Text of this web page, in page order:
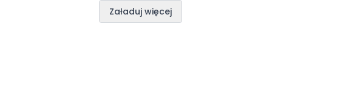
Załaduj więcej